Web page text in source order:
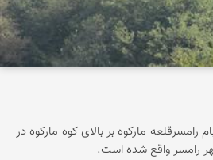
رامسرقلعه مارکوه بر بالای کوه مارکوه در
رامسر واقع شده است.